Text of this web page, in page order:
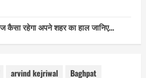
कैसा रहेगा अपने शहर का हाल जानिए…
arvind kejriwal
Baghpat